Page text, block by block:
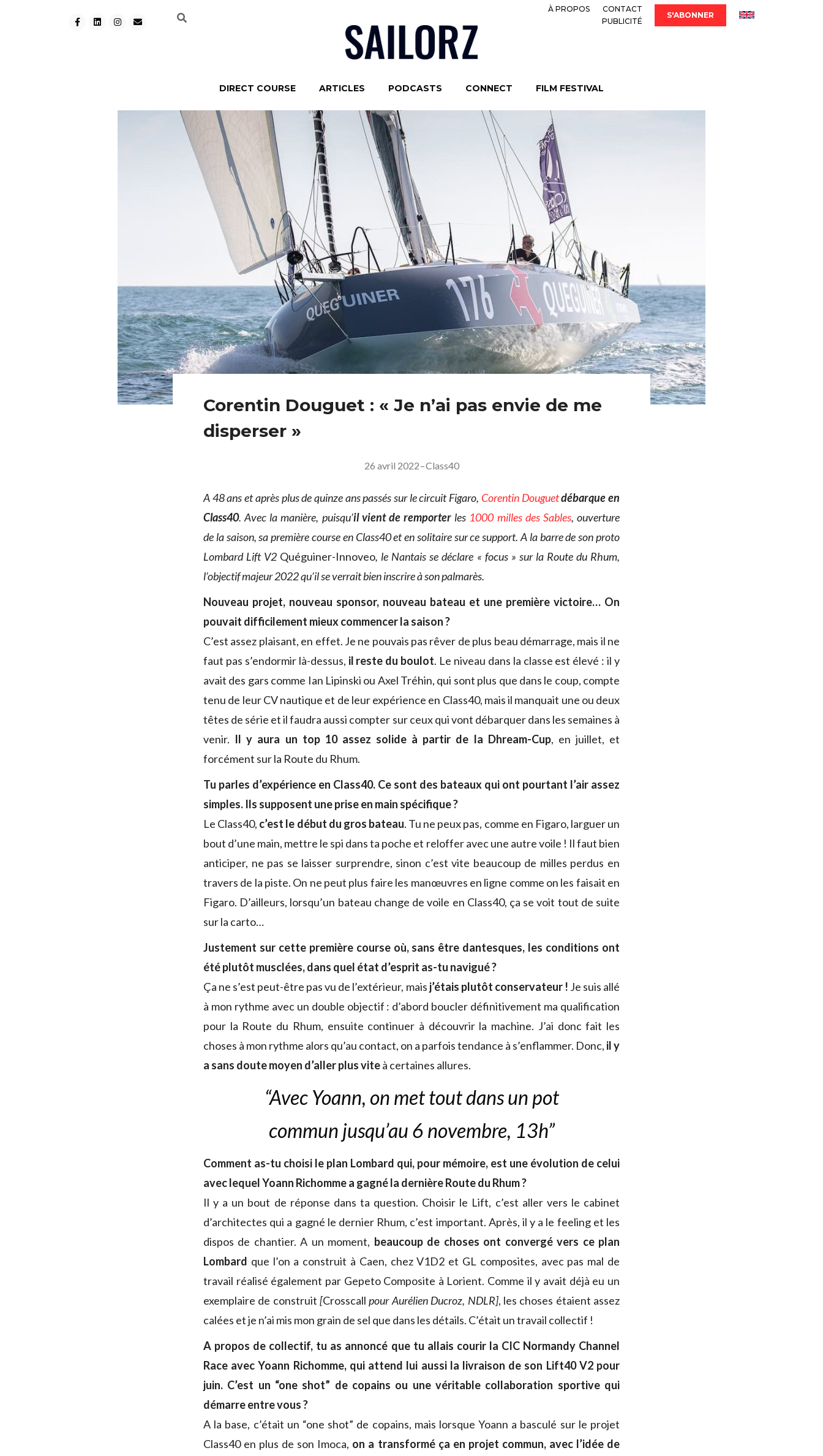
À PROPOS
CONTACT
PUBLICITÉ
S'ABONNER
DIRECT COURSE ARTICLES PODCASTS CONNECT FILM FESTIVAL
Corentin Douguet : « Je n’ai pas envie de me
disperser »
26 avril 2022–Class40
A 48 ans et après plus de quinze ans passés sur le circuit Figaro, Corentin Douguetdébarque en
Class40. Avec la manière, puisqu’il vient de remporter les 1000 milles des Sables, ouverture
de la saison, sa première course en Class40 et en solitaire sur ce support. A la barre de son proto
Lombard Lift V2 Quéguiner-Innoveo, le Nantais se déclare « focus » sur la Route du Rhum,
l’objectif majeur 2022 qu’il se verrait bien inscrire à son palmarès.
Nouveau projet, nouveau sponsor, nouveau bateau et une première victoire… On
pouvait difficilement mieux commencer la saison ?
C’est assez plaisant, en effet. Je ne pouvais pas rêver de plus beau démarrage, mais il ne
faut pas s’endormir là-dessus, il reste du boulot. Le niveau dans la classe est élevé : il y
avait des gars comme Ian Lipinski ou Axel Tréhin, qui sont plus que dans le coup, compte
tenu de leur CV nautique et de leur expérience en Class40, mais il manquait une ou deux
têtes de série et il faudra aussi compter sur ceux qui vont débarquer dans les semaines à
venir. Il y aura un top 10 assez solide à partir de la Dhream-Cup, en juillet, et
forcément sur la Route du Rhum.
Tu parles d’expérience en Class40. Ce sont des bateaux qui ont pourtant l’air assez
simples. Ils supposent une prise en main spécifique ?
Le Class40, c’est le début du gros bateau. Tu ne peux pas, comme en Figaro, larguer un
bout d’une main, mettre le spi dans ta poche et reloffer avec une autre voile ! Il faut bien
anticiper, ne pas se laisser surprendre, sinon c’est vite beaucoup de milles perdus en
travers de la piste. On ne peut plus faire les manœuvres en ligne comme on les faisait en
Figaro. D’ailleurs, lorsqu’un bateau change de voile en Class40, ça se voit tout de suite
sur la carto…
Justement sur cette première course où, sans être dantesques, les conditions ont
été plutôt musclées, dans quel état d’esprit as-tu navigué ?
Ça ne s’est peut-être pas vu de l’extérieur, mais j’étais plutôt conservateur ! Je suis allé
à mon rythme avec un double objectif : d’abord boucler définitivement ma qualification
pour la Route du Rhum, ensuite continuer à découvrir la machine. J’ai donc fait les
choses à mon rythme alors qu’au contact, on a parfois tendance à s’enflammer. Donc, il y
a sans doute moyen d’aller plus viteà certaines allures.
“Avec Yoann, on met tout dans un pot
commun jusqu’au 6 novembre, 13h”
Comment as-tu choisi le plan Lombard qui, pour mémoire, est une évolution de celui
avec lequel Yoann Richomme a gagné la dernière Route du Rhum ?
Il y a un bout de réponse dans ta question. Choisir le Lift, c’est aller vers le cabinet
d’architectes qui a gagné le dernier Rhum, c’est important. Après, il y a le feeling et les
dispos de chantier. A un moment, beaucoup de choses ont convergé vers ce plan
Lombard que l’on a construit à Caen, chez V1D2 et GL composites, avec pas mal de
travail réalisé également par Gepeto Composite à Lorient. Comme il y avait déjà eu un
exemplaire de construit[Crosscall pour Aurélien Ducroz, NDLR], les choses étaient assez
calées et je n’ai mis mon grain de sel que dans les détails. C’était un travail collectif !
A propos de collectif, tu as annoncé que tu allais courir la CIC Normandy Channel
Race avec Yoann Richomme, qui attend lui aussi la livraison de son Lift40 V2 pour
juin. C’est un “one shot” de copains ou une véritable collaboration sportive qui
démarre entre vous ?
A la base, c’était un “one shot” de copains, mais lorsque Yoann a basculé sur le projet
Class40 en plus de son Imoca, on a transformé ça en projet commun, avec l’idée de